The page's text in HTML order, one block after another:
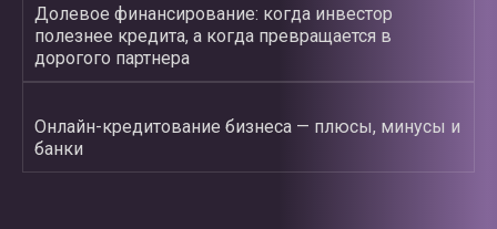
Долевое финансирование: когда инвестор
полезнее кредита, а когда превращается в
дорогого партнера
Онлайн-кредитование бизнеса — плюсы, минусы и
банки